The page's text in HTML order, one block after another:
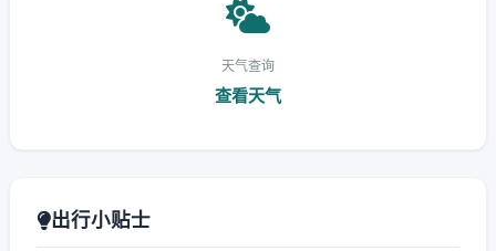
天气查询
查看天气
出行小贴士